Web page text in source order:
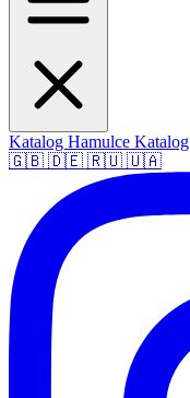
Katalog Hamulce
🇬🇧 🇩🇪 🇷🇺 🇺🇦